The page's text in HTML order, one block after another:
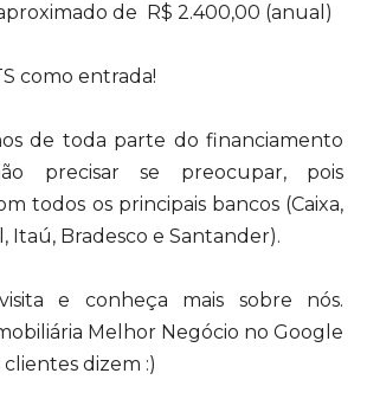
de R$ 2.400,00 (anual)
como entrada!
de toda parte do financiamento
precisar se preocupar, pois
todos os principais bancos (Caixa,
Itaú, Bradesco e Santander).
e conheça mais sobre nós.
Melhor Negócio no Google
dizem :)